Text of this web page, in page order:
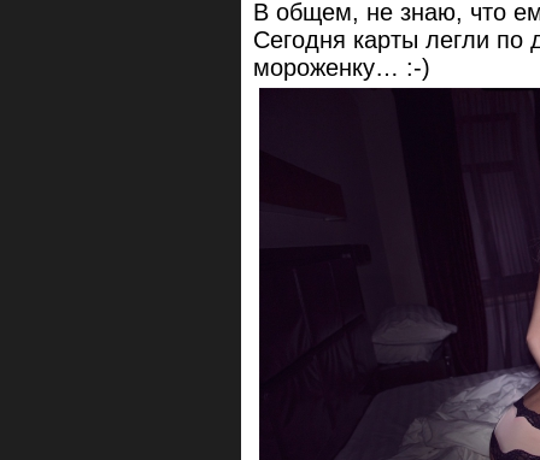
В общем, не знаю, что
Сегодня карты легли по
мороженку… :-)